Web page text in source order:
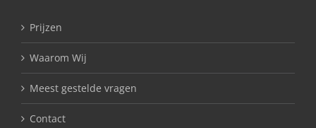
Prijzen
Waarom Wij
Meest gestelde vragen
Contact